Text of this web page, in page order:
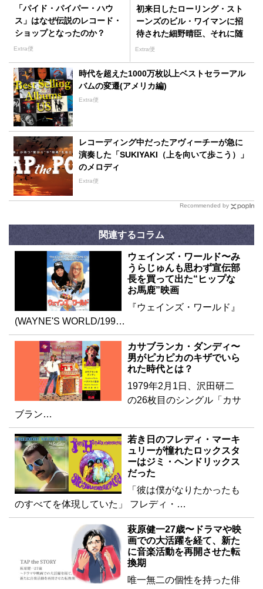
「パイド・パイパー・ハウ
ス」はなぜ伝説のレコード・
ショップとなったのか？
Extra便
初来日したローリング・スト
ーンズのビル・ワイマンに招
待された細野晴臣、それに随
行した忌野清志郎の出会いか
Extra便
時代を超えた1000万枚以上ベストセラーアル
バムの変遷(アメリカ編)
Extra便
レコーディング中だったアヴィーチーが急に
演奏した「SUKIYAKI（上を向いて歩こう）」
のメロディ
Extra便
Recommended by
関連するコラム
ウェインズ・ワールド〜み
うらじゅんも思わず宣伝部
長を買って出た“ヒップな
お馬鹿”映画
『ウェインズ・ワールド』
(WAYNE'S WORLD/199…
カサブランカ・ダンディ〜
男がピカピカのキザでいら
れた時代とは？
1979年2月1日、沢田研二
の26枚目のシングル「カサ
ブラン…
若き日のフレディ・マーキ
ュリーが憧れたロックスタ
ーはジミ・ヘンドリックス
だった
「彼は僕がなりたかったも
のすべてを体現していた」 フレディ・…
萩原健一27歳〜ドラマや映
画での大活躍を経て、新た
に音楽活動を再開させた転
換期
唯一無二の個性を持った俳